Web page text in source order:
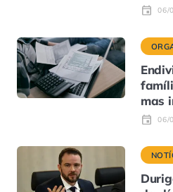
06/
mas
06/